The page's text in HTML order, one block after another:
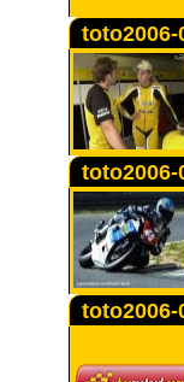
toto2006-
toto2006-
toto2006-